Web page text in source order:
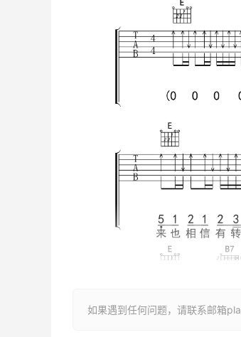
如果遇到任何问题，请联系邮箱